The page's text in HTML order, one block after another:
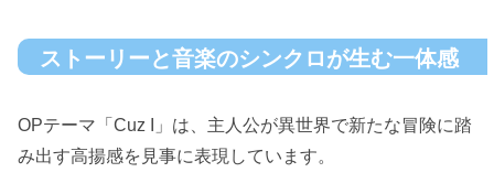
ストーリーと音楽のシンクロが生む一体感
OPテーマ「Cuz I」は、主人公が異世界で新たな冒険に踏
み出す高揚感を見事に表現しています。